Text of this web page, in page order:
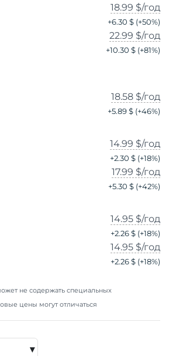
18.99 $/год
+6.30 $ (+50%)
22.99 $/год
+10.30 $ (+81%)
18.58 $/год
+5.89 $ (+46%)
14.99 $/год
+2.30 $ (+18%)
17.99 $/год
+5.30 $ (+42%)
14.95 $/год
+2.26 $ (+18%)
14.95 $/год
+2.26 $ (+18%)
не содержать специальных
цены могут отличаться
▾